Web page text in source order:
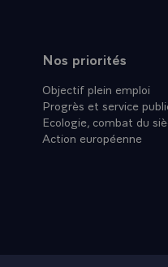
durée plus
ou d'un
raison de
majorité
américain.
grandes
- Je
Nos priorités
Objectif plein emploi
Progrès et service
Ecologie, combat du
Action européenne